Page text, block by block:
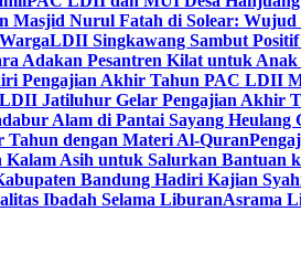
Masjid Nurul Fatah di Solear:
LDII Singkawang Sambut
Adakan Pesantren Kilat untuk Anak
Pengajian Akhir Tahun PAC LDII
Jatiluhur Gelar Pengajian Akhir
Alam di Pantai Sayang Heulang
Tahun dengan Materi Al-Quran
Kalam Asih untuk Salurkan Bantuan
Bandung Hadiri Kajian
Ibadah Selama LiburanAsrama